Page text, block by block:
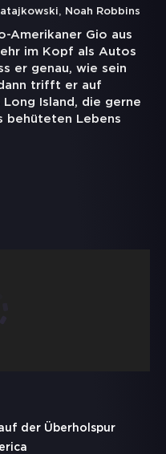
, Noah Robbins
Amerikaner Gio aus
im Kopf als Autos
er genau, wie sein
trifft er auf
Long Island, die gerne
behüteten Lebens
der Überholspur